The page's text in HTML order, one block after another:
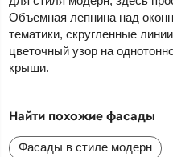
Объемная лепнина над
тематики, скругленные
цветочный узор на
крыши.
Найти похожие фасады
Фасады в стиле модерн